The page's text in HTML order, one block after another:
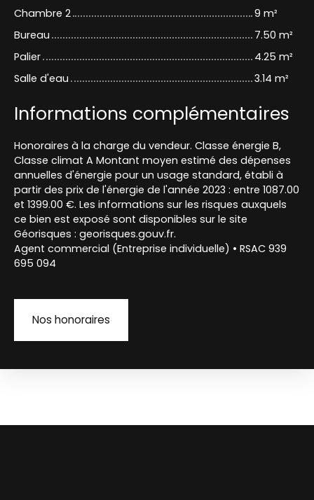
Chambre 2
9 m²
Bureau
7.50 m²
Palier
4.25 m²
Salle d'eau
3.14 m²
Informations complémentaires
Honoraires à la charge du vendeur. Classe énergie B,
Classe climat A Montant moyen estimé des dépenses
annuelles d'énergie pour un usage standard, établi à
partir des prix de l'énergie de l'année 2023 : entre 1087.00
et 1399.00 €. Les informations sur les risques auxquels
ce bien est exposé sont disponibles sur le site
Géorisques : georisques.gouv.fr.
Agent commercial (Entreprise individuelle) • RSAC 939
695 094
Nos honoraires